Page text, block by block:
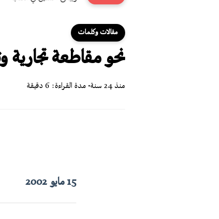
مقالات وكلمات
نحو مقاطعة تجارية
منذ 24 سنة • مدة القراءة: 6 دقيقة
15 مايو 2002